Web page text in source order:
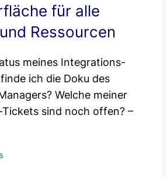
für alle
Ressourcen
meines Integrations-
ich die Doku des
Welche meiner
Tickets sind noch offen? –